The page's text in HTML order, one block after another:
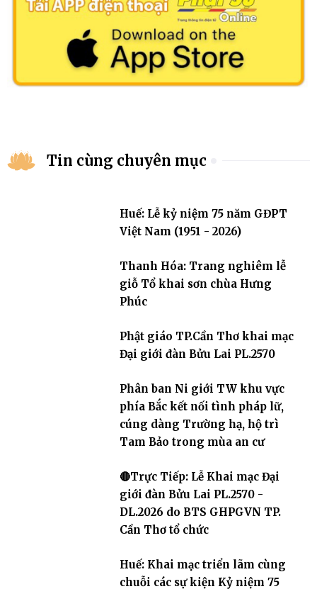
Tin cùng chuyên mục
Huế: Lễ kỷ niệm 75 năm GĐPT
Việt Nam (1951 - 2026)
Thanh Hóa: Trang nghiêm lễ
giỗ Tổ khai sơn chùa Hưng
Phúc
Phật giáo TP.Cần Thơ khai mạc
Đại giới đàn Bửu Lai PL.2570
Phân ban Ni giới TW khu vực
phía Bắc kết nối tình pháp lữ,
cúng dàng Trường hạ, hộ trì
Tam Bảo trong mùa an cư
🔴Trực Tiếp: Lễ Khai mạc Đại
giới đàn Bửu Lai PL.2570 -
DL.2026 do BTS GHPGVN TP.
Cần Thơ tổ chức
Huế: Khai mạc triển lãm cùng
chuỗi các sự kiện Kỷ niệm 75